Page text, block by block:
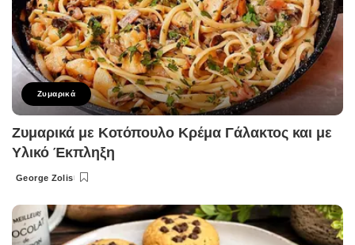
Ζυμαρικά
Ζυμαρικά με Κοτόπουλο Κρέμα Γάλακτος και με
Υλικό Έκπληξη
Posted
George Zolis